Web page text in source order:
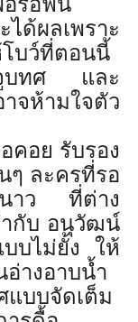
ด้ผลเพราะ
บว์ที่ตอนนี้
บทศ และ
จห้ามใจตัว
คอย รับรอง
ละครที่รอ
าว ที่ต่าง
ำกับ อนุวัฒน์
บไม่ยั้ง ให้
อ่างอาบน้ำ
แบบจัดเต็ม